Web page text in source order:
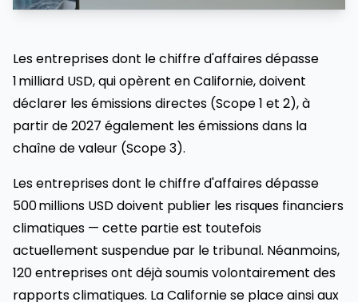
Les entreprises dont le chiffre d'affaires dépasse
1 milliard USD, qui opèrent en Californie, doivent
déclarer les émissions directes (Scope 1 et 2), à
partir de 2027 également les émissions dans la
chaîne de valeur (Scope 3).
Les entreprises dont le chiffre d'affaires dépasse
500 millions USD doivent publier les risques financiers
climatiques — cette partie est toutefois
actuellement suspendue par le tribunal. Néanmoins,
120 entreprises ont déjà soumis volontairement des
rapports climatiques. La Californie se place ainsi aux